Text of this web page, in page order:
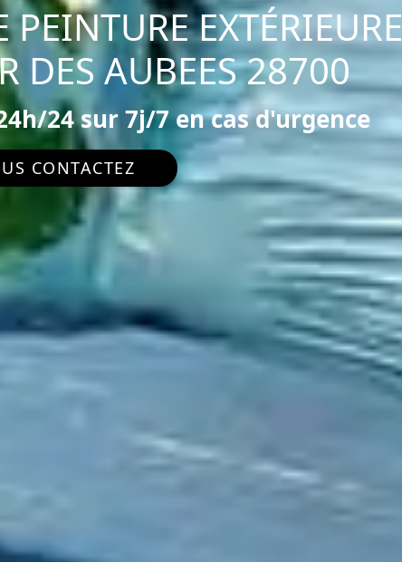
PEINTURE EXTÉRIEURE
DES AUBEES 28700
24 sur 7j/7 en cas d'urgence
CONTACTEZ